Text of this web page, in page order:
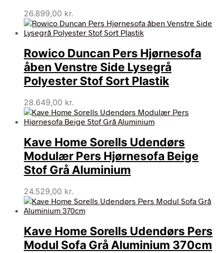
26.899,00 kr.
Rowico Duncan Pers Hjørnesofa
åben Venstre Side Lysegrå
Polyester Stof Sort Plastik
28.649,00 kr.
Kave Home Sorells Udendørs
Modulær Pers Hjørnesofa Beige
Stof Grå Aluminium
24.529,00 kr.
Kave Home Sorells Udendørs Pers
Modul Sofa Grå Aluminium 370cm